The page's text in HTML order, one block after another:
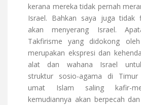
kerana mereka tidak pernah
Israel. Bahkan saya juga tidak
akan menyerang Israel.
Takfirisme yang didokong
merupakan ekspresi dan
alat dan wahana Israel
struktur sosio-agama di Timur
umat Islam saling kafir-
kemudiannya akan berpecah